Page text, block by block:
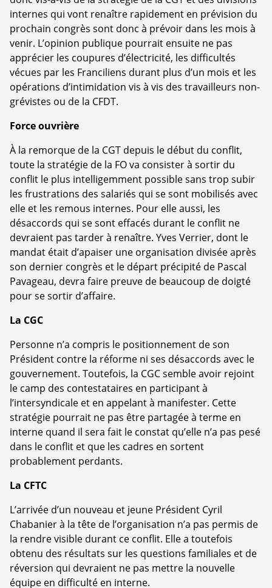
internes qui vont renaître rapidement en prévision du
prochain congrès sont donc à prévoir dans les mois à
venir. L’opinion publique pourrait ensuite ne pas
apprécier les coupures d’électricité, les difficultés
vécues par les Franciliens durant plus d’un mois et les
opérations d’intimidation vis à vis des travailleurs non-
grévistes ou de la CFDT.
Force ouvrière
À la remorque de la CGT depuis le début du conflit,
toute la stratégie de la FO va consister à sortir du
conflit le plus intelligemment possible sans trop subir
les frustrations des salariés qui se sont mobilisés avec
elle et les remous internes. Pour elle aussi, les
désaccords qui se sont effacés durant le conflit ne
devraient pas tarder à renaître. Yves Verrier, dont le
mandat était d’apaiser une organisation divisée après
son dernier congrès et le départ précipité de Pascal
Pavageau, devra faire preuve de beaucoup de doigté
pour se sortir d’affaire.
La CGC
Personne n’a compris le positionnement de son
Président contre la réforme ni ses désaccords avec le
gouvernement. Toutefois, la CGC semble avoir rejoint
le camp des contestataires en participant à
l’intersyndicale et en appelant à manifester. Cette
stratégie pourrait ne pas être partagée à terme en
interne quand il sera fait le constat qu’elle n’a pas pesé
dans le conflit et que les cadres en sortent
probablement perdants.
La CFTC
L’arrivée d’un nouveau et jeune Président Cyril
Chabanier à la tête de l’organisation n’a pas permis de
la rendre visible durant ce conflit. Elle a toutefois
obtenu des résultats sur les questions familiales et de
réversion qui devraient ne pas mettre la nouvelle
équipe en difficulté en interne.